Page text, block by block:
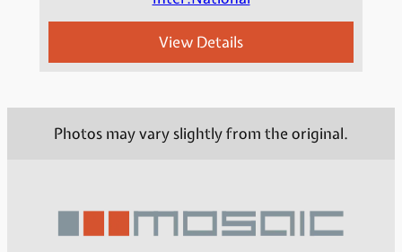
View Details
Photos may vary slightly from the original.